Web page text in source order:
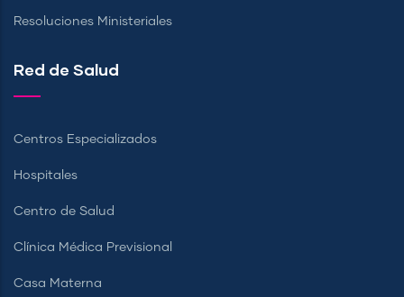
Resoluciones Ministeriales
Red de Salud
Centros Especializados
Hospitales
Centro de Salud
Clínica Médica Previsional
Casa Materna